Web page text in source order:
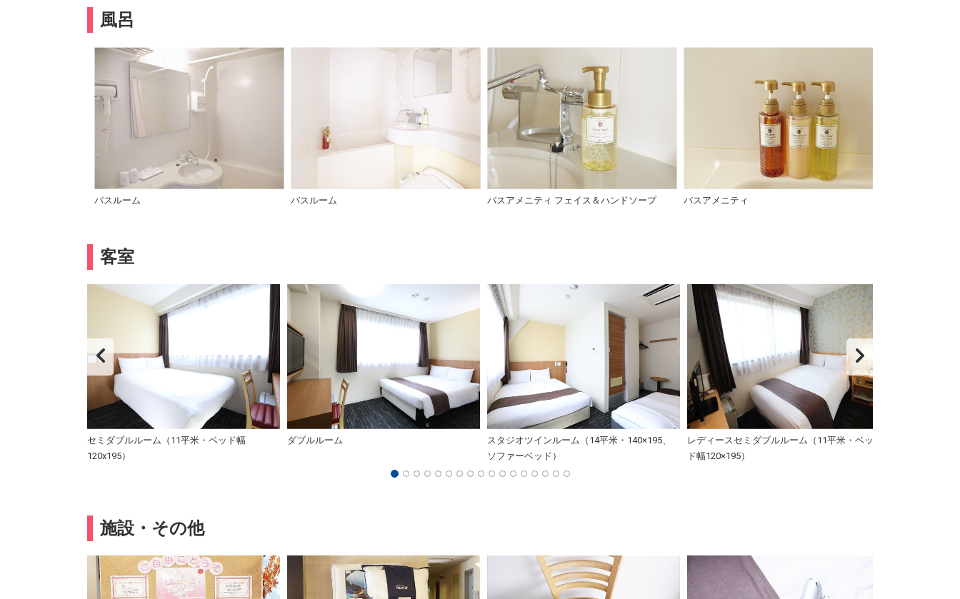
風呂
バスルーム バスルーム バスアメニティ フェイス＆ハンドソープ バスアメニティ
客室
セミダブルルーム（11平米・ベッド幅
120x195）
ダブルルーム
スタジオツインルーム（14平米・140×195、
ソファーベッド）
レディースセミダブルルーム（11平米・ベッ
ド幅120×195）
施設・その他